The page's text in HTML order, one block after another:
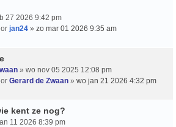
27 2026 9:42 pm
jan24 » zo mar 01 2026 9:35 am
» wo nov 05 2025 12:08 pm
Gerard de Zwaan » wo jan 21 2026 4:32 pm
kent ze nog?
11 2026 8:39 pm